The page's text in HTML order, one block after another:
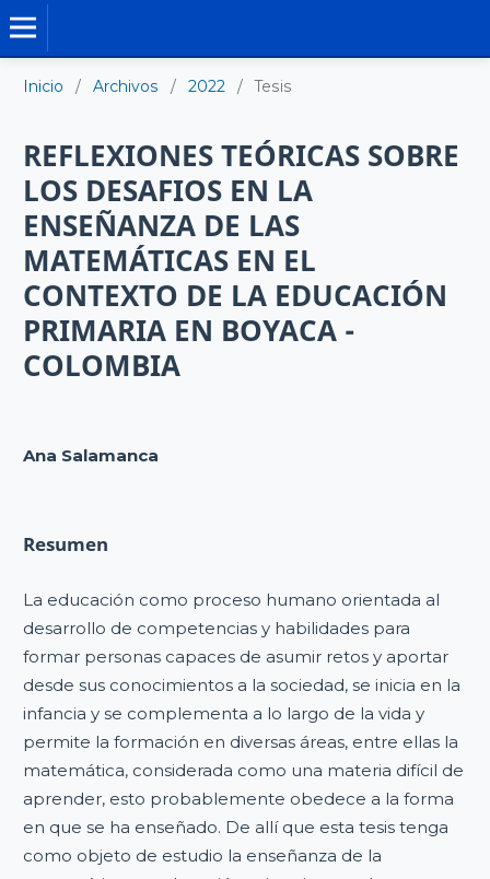
Inicio / Archivos / 2022 / Tesis
REFLEXIONES TEÓRICAS SOBRE
LOS DESAFIOS EN LA
ENSEÑANZA DE LAS
MATEMÁTICAS EN EL
CONTEXTO DE LA EDUCACIÓN
PRIMARIA EN BOYACA -
COLOMBIA
Ana Salamanca
Resumen
La educación como proceso humano orientada al
desarrollo de competencias y habilidades para
formar personas capaces de asumir retos y aportar
desde sus conocimientos a la sociedad, se inicia en la
infancia y se complementa a lo largo de la vida y
permite la formación en diversas áreas, entre ellas la
matemática, considerada como una materia difícil de
aprender, esto probablemente obedece a la forma
en que se ha enseñado. De allí que esta tesis tenga
como objeto de estudio la enseñanza de la